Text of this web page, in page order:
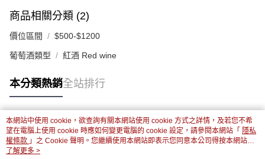
商品相關分類 (2)
價位區間 $500-$1200
葡萄酒類型 紅酒 Red wine
本分類熱銷全站排行
熱門標籤
本網站中使用 cookie，欲查詢有關本網站使用 cookie 方式之詳情，及若您不希
望在電腦上使用 cookie 時應如何變更電腦的 cookie 設定，請參閱本網站「 隱私
權條款 」之 Cookie 聲明。您繼續使用本網站即表示您同意本公司得按本網站使
用條款之 Cookie 聲明使用 cookie。
了解更多 >